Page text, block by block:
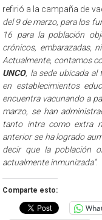
refirió a la campaña de
del 9 de marzo, para los
16 para la población
crónicos, embarazadas,
Actualmente, contamos
UNCO, la sede ubicada
en establecimientos
encuentra vacunando a
marzo, se han
tanto intra como extra
anterior se ha logrado
decir que la población
actualmente inmunizada”.
Comparte esto: